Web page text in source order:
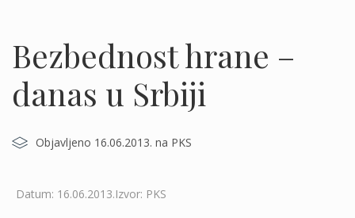
Bezbednost hrane –
danas u Srbiji
Objavljeno 16.06.2013. na PKS
Datum: 16.06.2013.Izvor: PKS